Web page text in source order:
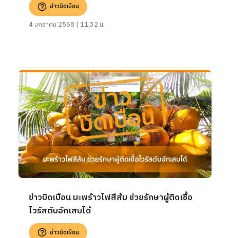
ข่าวบิดเบือน
4 มกราคม 2568 | 11:32 น.
ข่าวบิดเบือน มะพร้าวไฟสีส้ม ช่วยรักษาผู้ติดเชื้อ
ไวรัสตับอักเสบได้
ข่าวบิดเบือน